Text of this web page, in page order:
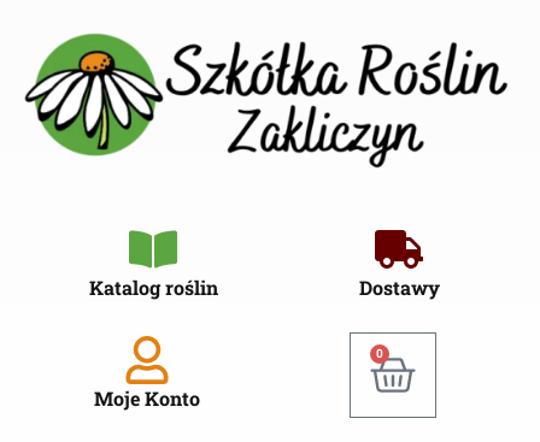
Katalog roślin Dostawy
Moje Konto
0